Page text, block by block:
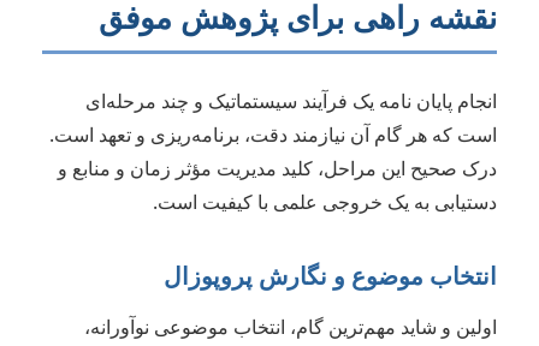
نقشه راهی برای پژوهش موفق
انجام پایان نامه یک فرآیند سیستماتیک و چند مرحله‌ای
است که هر گام آن نیازمند دقت، برنامه‌ریزی و تعهد است.
درک صحیح این مراحل، کلید مدیریت مؤثر زمان و منابع و
دستیابی به یک خروجی علمی با کیفیت است.
انتخاب موضوع و نگارش پروپوزال
اولین و شاید مهم‌ترین گام، انتخاب موضوعی نوآورانه،